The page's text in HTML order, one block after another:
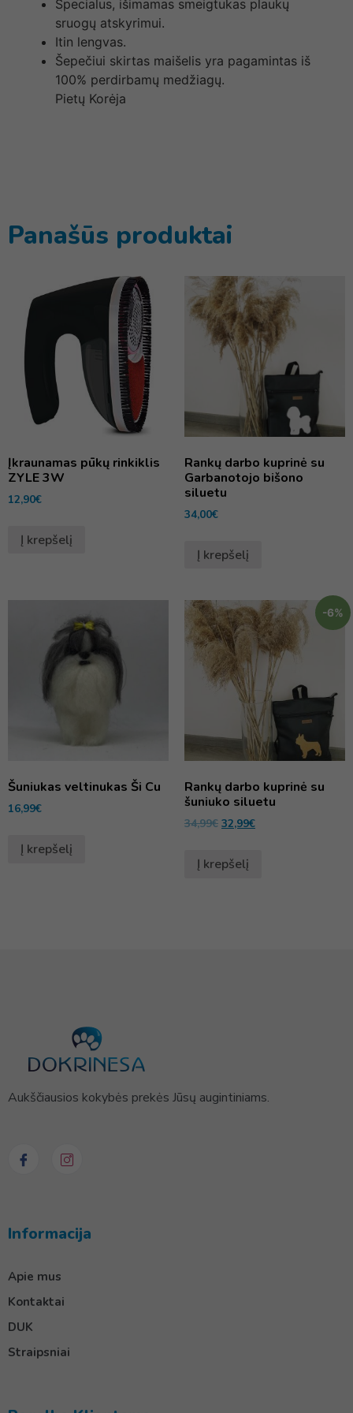
Specialus, išimamas smeigtukas plaukų
sruogų atskyrimui.
Itin lengvas.
Šepečiui skirtas maišelis yra pagamintas iš
100% perdirbamų medžiagų.
Pietų Korėja
Panašūs produktai
Įkraunamas pūkų rinkiklis
ZYLE 3W
12,90€
Į krepšelį
Rankų darbo kuprinė su
Garbanotojo bišono
siluetu
34,00€
Į krepšelį
Šuniukas veltinukas Ši Cu
16,99€
Į krepšelį
-6%
Rankų darbo kuprinė su
šuniuko siluetu
34,99€ 32,99€
Į krepšelį
Aukščiausios kokybės prekės Jūsų augintiniams.
Informacija
Apie mus
Kontaktai
DUK
Straipsniai